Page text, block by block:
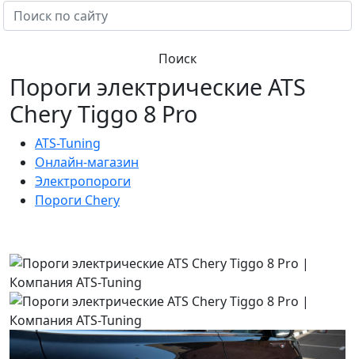
Пороги электрические ATS
Chery Tiggo 8 Pro
ATS-Tuning
Онлайн-магазин
Электропороги
Пороги Chery